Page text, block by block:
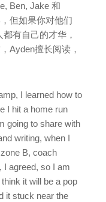
Ben, Jake 和
但如果你对他们
有自己的才华，
Ayden擅长阅读，
I learned how to
I hit a home run
going to share with
writing, when I
B, coach
I agreed, so I am
it will be a pop
it stuck near the